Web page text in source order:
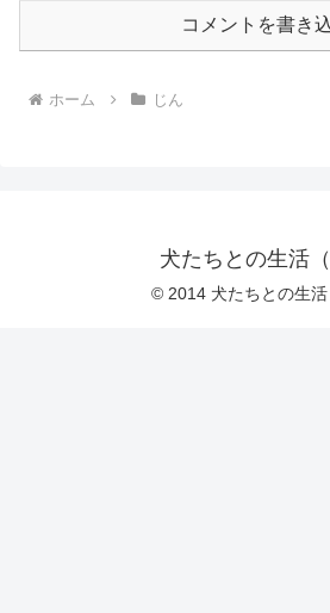
コメントを書き
ホーム じん
犬たちとの生活（
© 2014 犬たちとの生活